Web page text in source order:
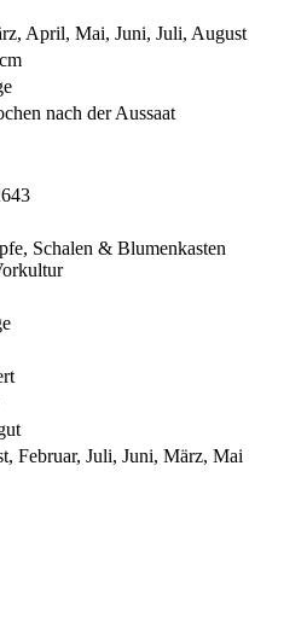
April, Mai, Juni, Juli, August
nach der Aussaat
Schalen & Blumenkasten
Februar, Juli, Juni, März, Mai